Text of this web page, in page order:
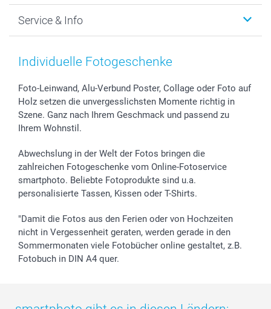
Fotoabzüge, Fotos als Buch & Poster
Zubehör & Material
Sticker & Etiketten
Geschenk-Gutscheine (PDF)
Datenschutz
AGB
Presse
Partnerprogramme
Investor Relations
Widerrufsrecht
Neujahr
Muttertag
Kommunion & Konfirmation
Hochzeit
Geburtstag
Zu allen Anlässen
Service & Info
Anmelden /Registrieren
Lieferfristen
72h Lieferung
Zahlungsmöglichkeiten
Status der Bestellung
smartfriends
smartgarantie
smartbonus
Individuelle Fotogeschenke
Foto-Leinwand, Alu-Verbund Poster, Collage oder Foto auf
Holz setzen die unvergesslichsten Momente richtig in
Szene. Ganz nach Ihrem Geschmack und passend zu
Ihrem Wohnstil.
Abwechslung in der Welt der Fotos bringen die
zahlreichen Fotogeschenke vom Online-Fotoservice
smartphoto. Beliebte Fotoprodukte sind u.a.
personalisierte Tassen, Kissen oder T-Shirts.
"Damit die Fotos aus den Ferien oder von Hochzeiten
nicht in Vergessenheit geraten, werden gerade in den
Sommermonaten viele Fotobücher online gestaltet, z.B.
Fotobuch in DIN A4 quer.